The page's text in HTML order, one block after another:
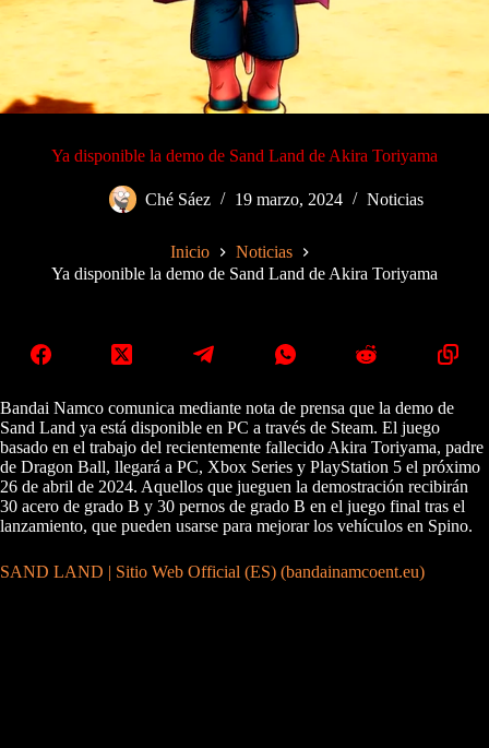
Ya disponible la demo de Sand Land de Akira Toriyama
Ché Sáez 19 marzo, 2024 Noticias
Inicio
Noticias
Ya disponible la demo de Sand Land de Akira Toriyama
Bandai Namco comunica mediante nota de prensa que la demo de
Sand Land ya está disponible en PC a través de Steam. El juego
basado en el trabajo del recientemente fallecido Akira Toriyama, padre
de Dragon Ball, llegará a PC, Xbox Series y PlayStation 5 el próximo
26 de abril de 2024. Aquellos que jueguen la demostración recibirán
30 acero de grado B y 30 pernos de grado B en el juego final tras el
lanzamiento, que pueden usarse para mejorar los vehículos en Spino.
SAND LAND | Sitio Web Official (ES) (bandainamcoent.eu)